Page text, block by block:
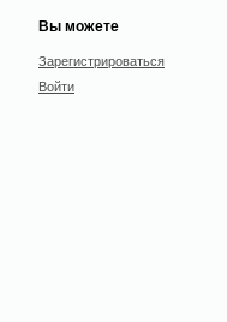
Вы можете
Зарегистрироваться
Войти